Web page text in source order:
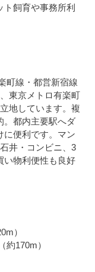
飼育や事務所利
町線・都営新宿線
東京メトロ有楽町
地しています。複
。都内主要駅へダ
に便利です。マン
井・コンビニ、3
い物利便性も良好
）
約170m）